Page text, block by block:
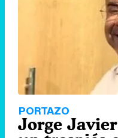
PORTAZO
Jorge